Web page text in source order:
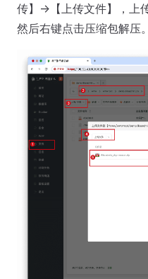
传】->【上传文件】，上
然后右键点击压缩包解压。